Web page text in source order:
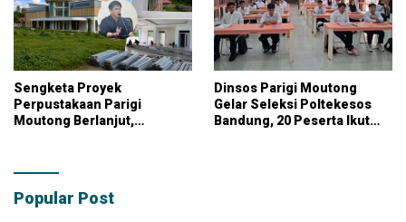
Sengketa Proyek
Perpustakaan Parigi
Moutong Berlanjut,
dengan Dana Pribadi
Dinsos Parigi Moutong
Gelar Seleksi Poltekesos
Bandung, 20 Peserta Ikut
Popular Post